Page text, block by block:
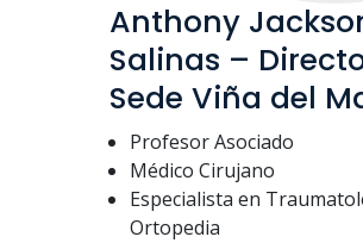
Anthony
Salinas –
Sede Viña del
Profesor Asociado
Médico Cirujano
Especialista en
Ortopedia